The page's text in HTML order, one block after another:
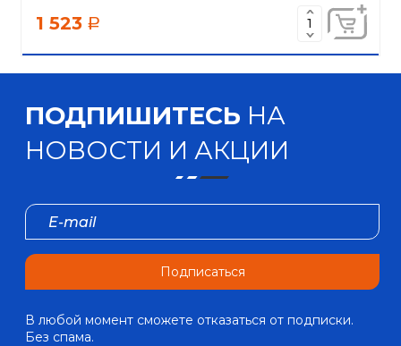
1 523 a
ПОДПИШИТЕСЬ НА
НОВОСТИ И АКЦИИ
Подписаться
В любой момент сможете отказаться от подписки.
Без спама.